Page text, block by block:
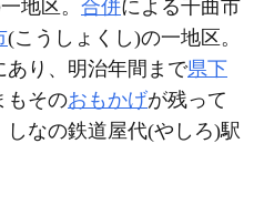
地区。 合併による千曲市
(こうしょくし)の一地区。
あり、明治年間まで県下
もそのおもかげが残って
なの鉄道屋代(やしろ)駅